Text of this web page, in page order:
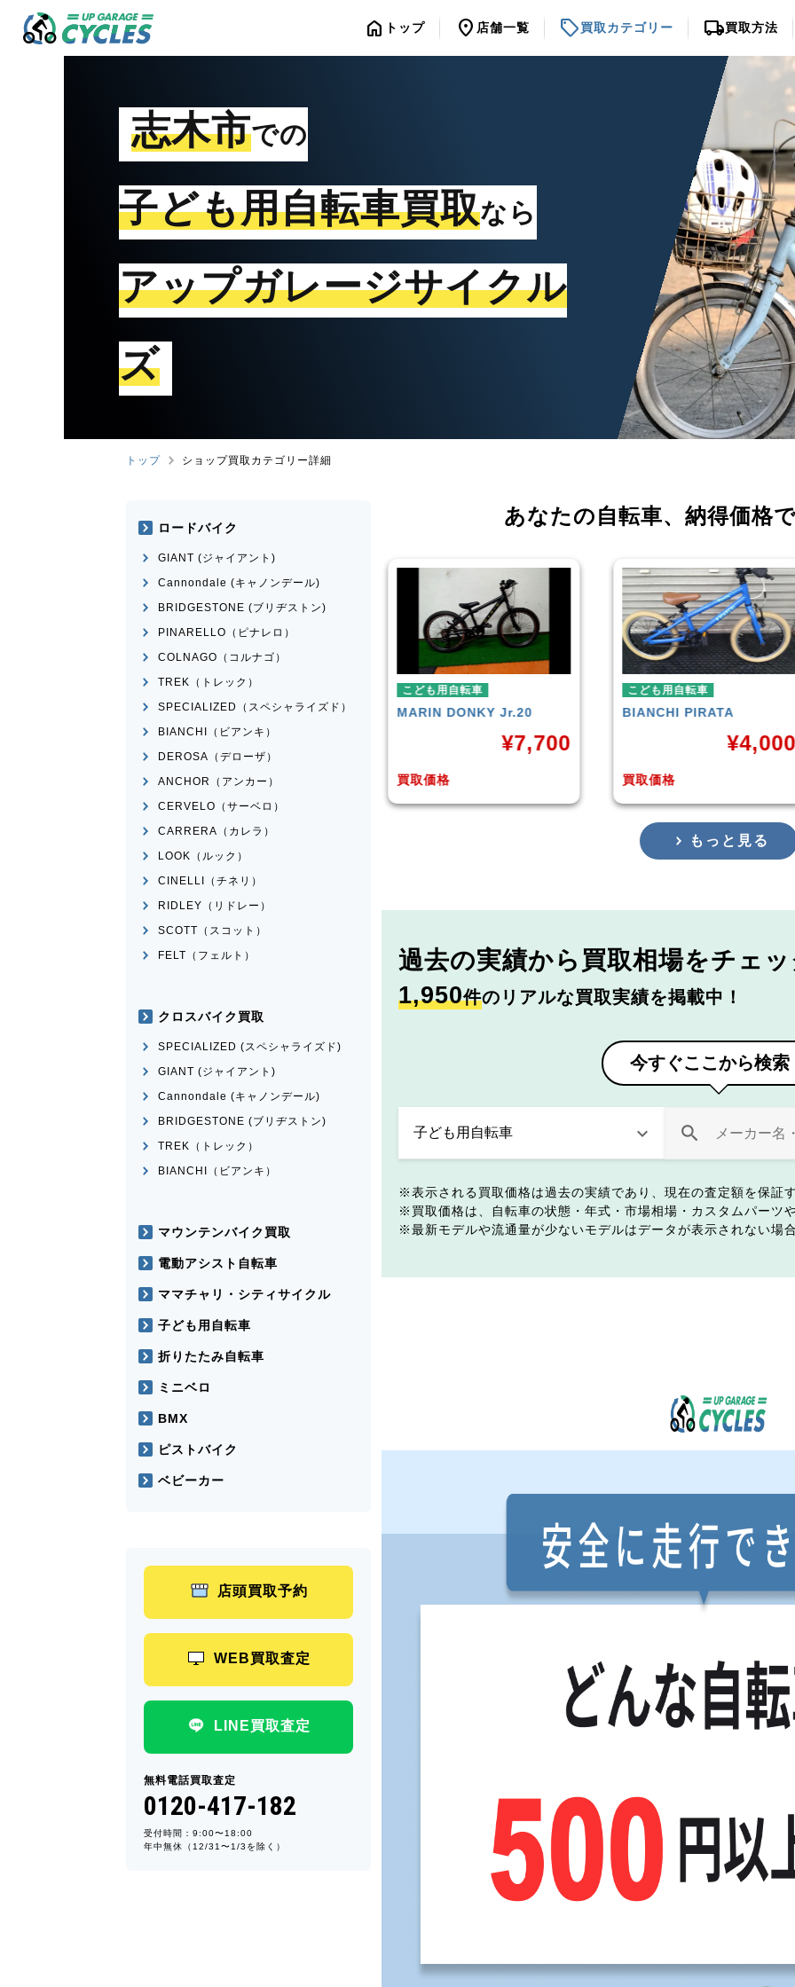
home トップ location_on 店舗一覧 sell買取カテゴリー local_shipping買取方法
志木市での
子ども用自転車買取なら
アップガレージサイクル
ズ
トップ ショップ買取カテゴリー詳細
あなたの自転車、 納得価格
こども用自転車
玉越工業MAHALO
JUNIOR 5th
買取価格
¥3,874
こども用自転車
MARIN DONKY Jr.20
7,700
こども用自転車
BIANCHIPIRATA
4,000
もっと見る
過去の実績から 買取相場をチェ
1,950件のリアルな買取実績を掲載中！
今すぐここから検索
表示される買取価格は過去の実績であり、現在の査定額を保証
買取価格は、自転車の状態・年式・市場相場・カスタムパーツ
最新モデルや流通量が少ないモデルはデータが表示されない場
ロードバイク
GIANT (ジャイアント)
Cannondale (キャノンデール)
BRIDGESTONE (ブリヂストン)
PINARELLO（ピナレロ）
COLNAGO（コルナゴ）
TREK（トレック）
SPECIALIZED（スペシャライズド）
BIANCHI（ビアンキ）
DEROSA（デローザ）
ANCHOR（アンカー）
CERVELO（サーベロ）
CARRERA（カレラ）
LOOK（ルック）
CINELLI（チネリ）
RIDLEY（リドレー）
SCOTT（スコット）
FELT（フェルト）
クロスバイク買取
SPECIALIZED (スペシャライズド)
GIANT (ジャイアント)
Cannondale (キャノンデール)
BRIDGESTONE (ブリヂストン)
TREK（トレック）
BIANCHI（ビアンキ）
マウンテンバイク買取
電動アシスト自転車
ママチャリ・シティサイクル
子ども用自転車
折りたたみ自転車
ミニベロ
BMX
ピストバイク
ベビーカー
店頭買取予約
WEB買取査定
LINE買取査定
無料電話買取査定
0120-417-182
受付時間：9:00〜18:00
年中無休（12/31〜1/3を除く）